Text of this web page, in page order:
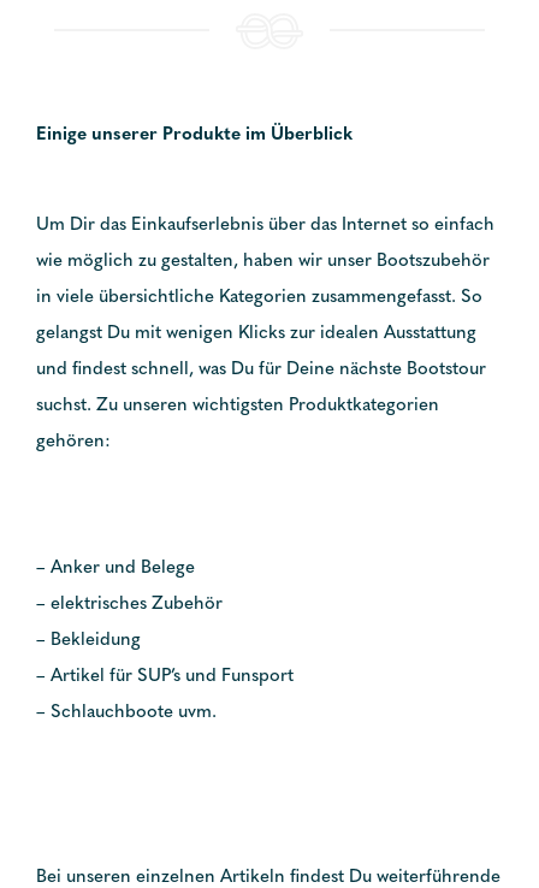
Einige unserer Produkte im Überblick
Um Dir das Einkaufserlebnis über das Internet so einfach
wie möglich zu gestalten, haben wir unser Bootszubehör
in viele übersichtliche Kategorien zusammengefasst. So
gelangst Du mit wenigen Klicks zur idealen Ausstattung
und findest schnell, was Du für Deine nächste Bootstour
suchst. Zu unseren wichtigsten Produktkategorien
gehören:
– Anker und Belege
– elektrisches Zubehör
– Bekleidung
– Artikel für SUP’s und Funsport
– Schlauchboote uvm.
Bei unseren einzelnen Artikeln findest Du weiterführende